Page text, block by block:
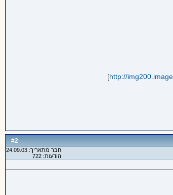
http://
]
#
2
חבר מתאריך: 24.09.03
הודעות: 722